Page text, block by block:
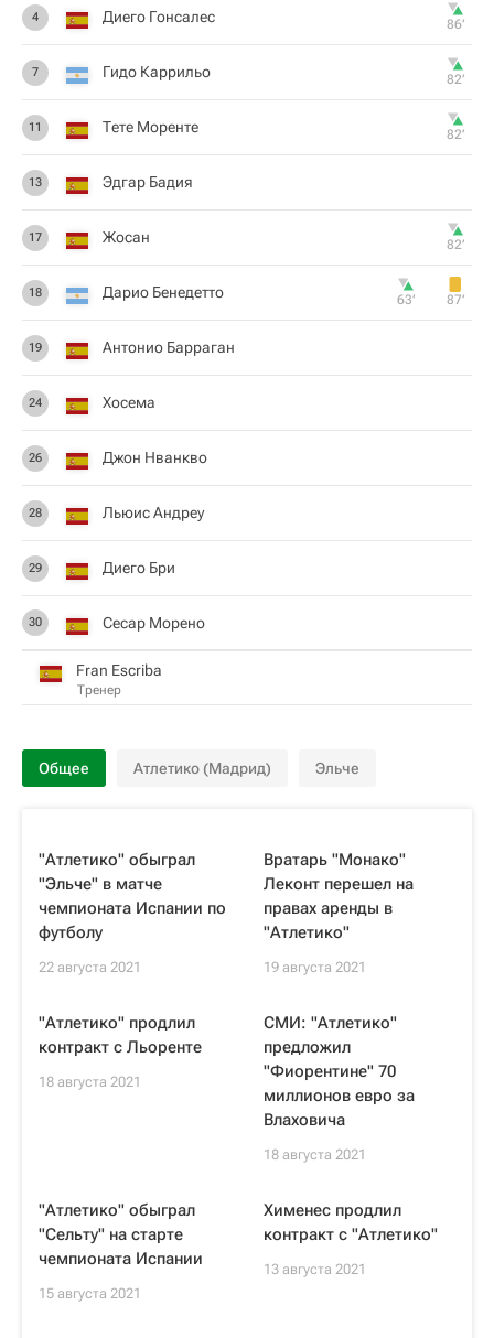
4 Диего Гонсалес 86‎’‎
7 Гидо Каррильо 82‎’‎
11 Тете Моренте 82‎’‎
13 Эдгар Бадия
17 Жосан 82‎’‎
18 Дарио Бенедетто 63‎’‎ 87‎’‎
19 Антонио Барраган
24 Хосема
26 Джон Нванкво
28 Льюис Андреу
29 Диего Бри
30 Сесар Морено
Fran Escriba
Тренер
Общее Атлетико (Мадрид) Эльче
"Атлетико" обыграл
"Эльче" в матче
чемпионата Испании по
футболу
22 августа 2021
Вратарь "Монако"
Леконт перешел на
правах аренды в
"Атлетико"
19 августа 2021
"Атлетико" продлил
контракт с Льоренте
18 августа 2021
СМИ: "Атлетико"
предложил
"Фиорентине" 70
миллионов евро за
Влаховича
18 августа 2021
"Атлетико" обыграл
"Сельту" на старте
чемпионата Испании
15 августа 2021
Хименес продлил
контракт с "Атлетико"
13 августа 2021